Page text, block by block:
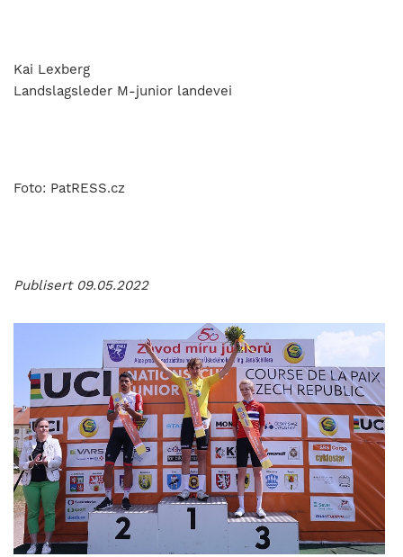
Kai Lexberg
Landslagsleder M-junior landevei
Foto: PatRESS.cz
Publisert 09.05.2022